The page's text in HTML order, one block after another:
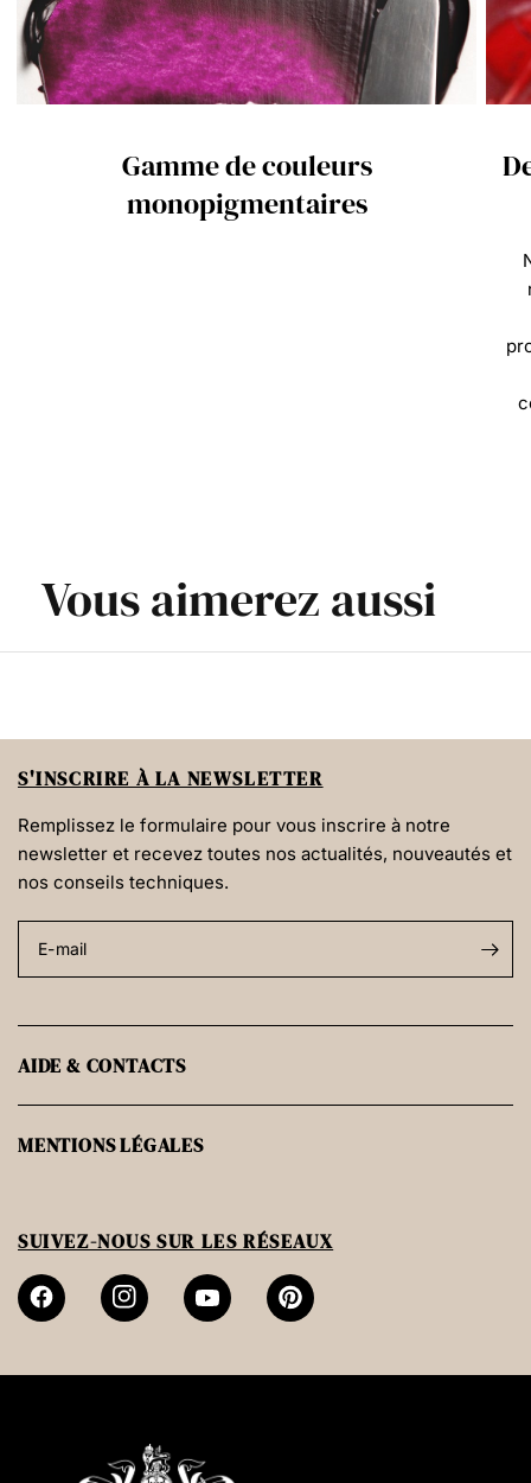
Gamme de couleurs
monopigmentaires
Vous aimerez aussi
S'INSCRIRE À LA NEWSLETTER
Remplissez le formulaire pour vous inscrire à notre
newsletter et recevez toutes nos actualités, nouveautés et
nos conseils techniques.
E-mail
AIDE & CONTACTS
MENTIONS LÉGALES
SUIVEZ-NOUS SUR LES RÉSEAUX